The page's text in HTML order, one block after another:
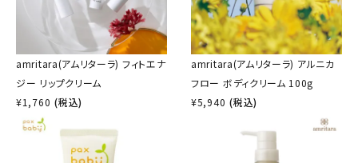
amritara(アムリターラ) フィトエナ
ジー リップクリーム
¥1,760 (税込)
amritara(アムリターラ) アルニカ
フロー ボディクリーム 100g
¥5,940 (税込)